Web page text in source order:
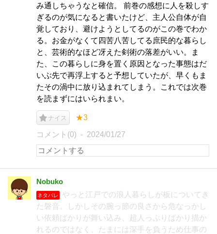
み通しちゃうなと確信。 前巻の感想に人を殺しす
ぎるのが気になると書いたけど、主人公自体が自
覚しており、避けようとしてるのがこの巻でわか
る。お金がなくて四苦八苦してる庶民的な暮らし
と、芸術的なほど冴えた剣術の落差がいい。ま
た、この暮らしに身を置く原因となった事態はだ
いぶ先で再浮上すると予想していたが、早くもま
たその渦中に放り込まれてしまう。これでは次巻
を読まずにはいられまい。
ナイス ★3
コメント(0) 2024/01/27
Nobuko
ネタバレ
やっと江戸での浪人暮らしが板についてき
た磐音。しかしその腕っ節の良さから危なっかし
い依頼ばかりが舞い込み、超人っぷりばかり描か
れるのではなく、たまには深手を負うため仕事の